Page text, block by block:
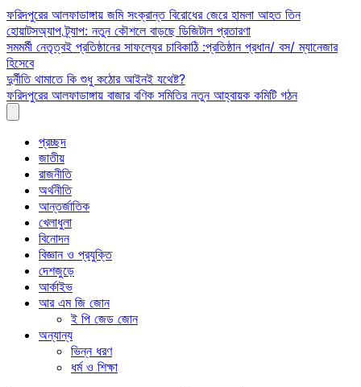
Skip
to
content
ফরিদপুরের আলফাডাঙ্গায় জমি সংক্রান্ত বিরোধের জেরে হামলা আহত তিন
হোয়াটসঅ্যাপ ট্র্যাপ: নতুন কৌশলে বাড়ছে ডিজিটাল প্রতারণা
সমমর্মী নেতৃত্বই প্রতিষ্ঠানের সাফল্যের চাবিকাঠি :প্রতিষ্ঠান প্রধান/ বস/ ম্যানেজার
হিসেবে
দুর্নীতি থামাতে কি শুধু কঠোর আইনই যথেষ্ট?
ফরিদপুরের আলফাডাঙ্গায় বাজার বণিক সমিতির নতুন আহ্বায়ক কমিটি গঠন
প্রচ্ছদ
জাতীয়
রাজনীতি
অর্থনীতি
আন্তর্জাতিক
খেলাধুলা
বিনোদন
বিজ্ঞান ও প্রযুক্তি
দেশজুড়ে
আর্কাইভ
আর এম জি জোন
ই পি জেড জোন
অন্যান্য
ভিন্ন ধরণ
ধর্ম ও শিক্ষা